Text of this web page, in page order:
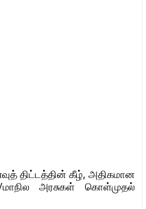
திட்டத்தின் கீழ், அதிகமான
அரசுகள் கொள்முதல்